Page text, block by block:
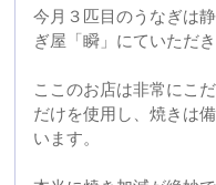
つです。